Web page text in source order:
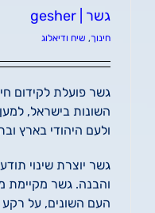
גשר | gesher
חינוך, שיח ודיאלוג
גשר פועלת לקידום
השונות בישראל,
ולעם היהודי בארץ
גשר יוצרת שינוי
והבנה. גשר מקיימת
העם השונים, על רקע